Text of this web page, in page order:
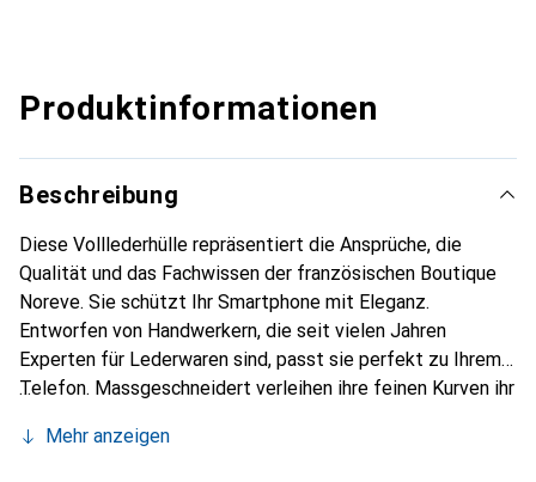
Produktinformationen
Beschreibung
Diese Volllederhülle repräsentiert die Ansprüche, die
Qualität und das Fachwissen der französischen Boutique
Noreve. Sie schützt Ihr Smartphone mit Eleganz.
Entworfen von Handwerkern, die seit vielen Jahren
Experten für Lederwaren sind, passt sie perfekt zu Ihrem
Telefon. Massgeschneidert verleihen ihre feinen Kurven ihr
unverzichtbaren Accessoire Ihres Smartphones.
Mehr anzeigen